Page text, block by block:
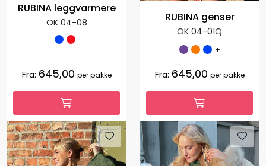
RUBINA leggvarmere
OK 04-08
Fra: 645,00 per pakke
RUBINA genser
OK 04-01Q
+
Fra: 645,00 per pakke